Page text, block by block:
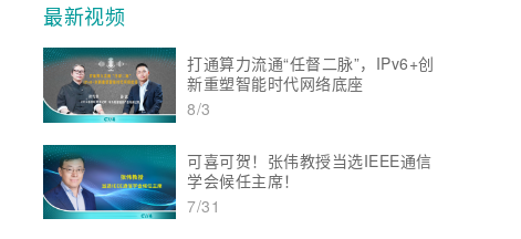
最新视频
打通算力流通“任督二脉”，IPv6+创
新重塑智能时代网络底座
8/3
可喜可贺！张伟教授当选IEEE通信
学会候任主席！
7/31